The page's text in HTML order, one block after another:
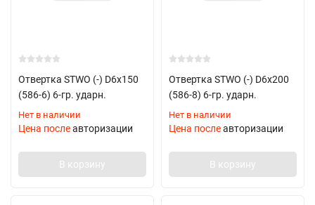
Отвертка STWO (-) D6х150
(586-6) 6-гр. ударн.
Нет в наличии
Цена послеавторизации
В корзину
Отвертка STWO (-) D6х200
(586-8) 6-гр. ударн.
Нет в наличии
Цена послеавторизации
В корзину